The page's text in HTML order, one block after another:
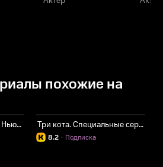
похожие на
Леди Баг и Супер-Кот: Нью-Йорк. Союз героев Три кота. Специальные серии
8.2 Подписка
·